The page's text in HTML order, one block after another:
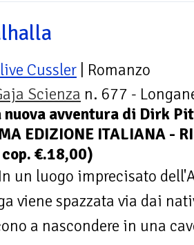
Cussler | Romanzo
Scienza n. 677 -
nuova avventura di Dirk
EDIZIONE ITALIANA -
€.18,00)
un luogo imprecisato
viene spazzata via dai
a nascondere in una